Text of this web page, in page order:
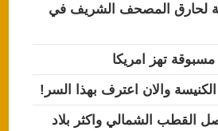
لحارق المصحف الشريف في
تهز امريكا
القطب الشمالي واكثر بلاد